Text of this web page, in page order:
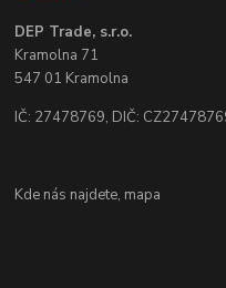
DEP Trade, s.r.o.
Kramolna 71
547 01 Kramolna
IČ: 27478769, DIČ:
Kde nás najdete, mapa